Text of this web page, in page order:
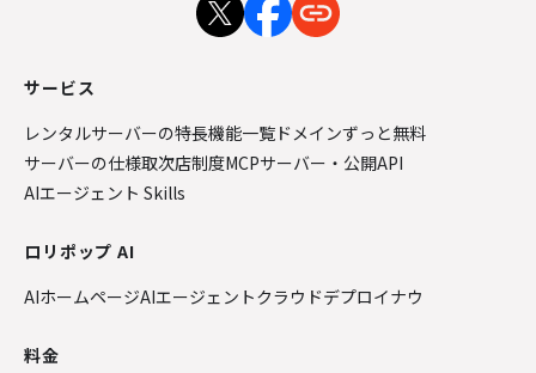
サービス
レンタルサーバーの特長機能一覧 ドメインずっと無料
サーバーの仕様取次店制度MCPサーバー・公開API
AIエージェント Skills
ロリポップ AI
AIホームページAIエージェントクラウドデプロイナウ
料金